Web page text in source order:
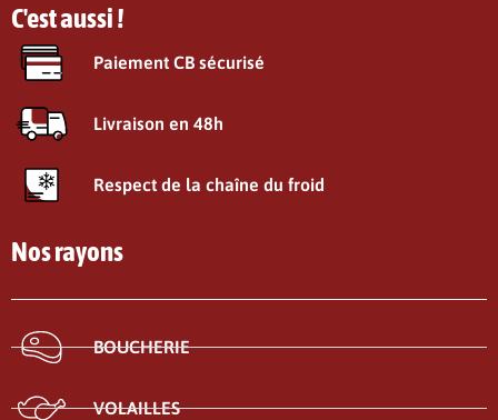
C'est aussi !
Paiement CB sécurisé
Livraison en 48h
Respect de la chaîne du froid
Nos rayons
BOUCHERIE
VOLAILLES